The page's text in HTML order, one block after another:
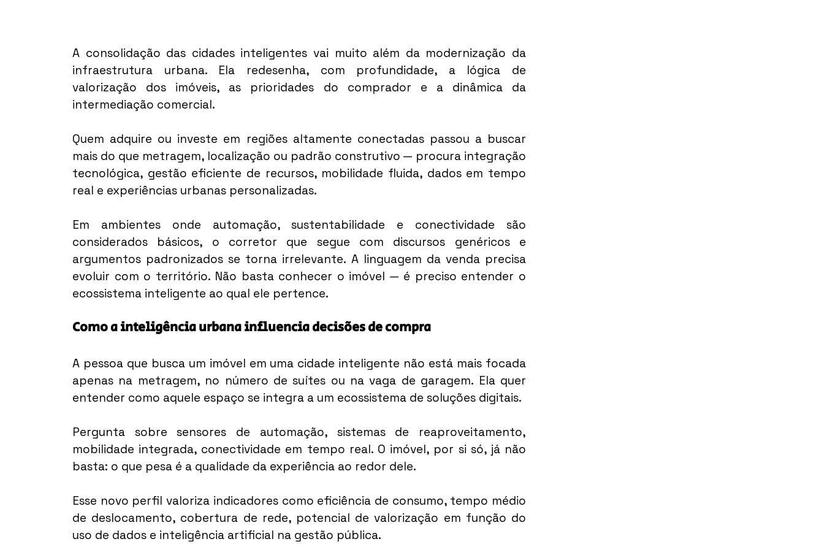
A consolidação das cidades inteligentes vai muito além da modernização da
infraestrutura urbana. Ela redesenha, com profundidade, a lógica de
valorização dos imóveis, as prioridades do comprador e a dinâmica da
intermediação comercial.
Quem adquire ou investe em regiões altamente conectadas passou a buscar
mais do que metragem, localização ou padrão construtivo — procura integração
tecnológica, gestão eficiente de recursos, mobilidade fluida, dados em tempo
real e experiências urbanas personalizadas.
Em ambientes onde automação, sustentabilidade e conectividade são
considerados básicos, o corretor que segue com discursos genéricos e
argumentos padronizados se torna irrelevante. A linguagem da venda precisa
evoluir com o território. Não basta conhecer o imóvel — é preciso entender o
ecossistema inteligente ao qual ele pertence.
Como a inteligência urbana influencia decisões de compra
A pessoa que busca um imóvel em uma cidade inteligente não está mais focada
apenas na metragem, no número de suítes ou na vaga de garagem. Ela quer
entender como aquele espaço se integra a um ecossistema de soluções digitais.
Pergunta sobre sensores de automação, sistemas de reaproveitamento,
mobilidade integrada, conectividade em tempo real. O imóvel, por si só, já não
basta: o que pesa é a qualidade da experiência ao redor dele.
Esse novo perfil valoriza indicadores como eficiência de consumo, tempo médio
de deslocamento, cobertura de rede, potencial de valorização em função do
uso de dados e inteligência artificial na gestão pública.